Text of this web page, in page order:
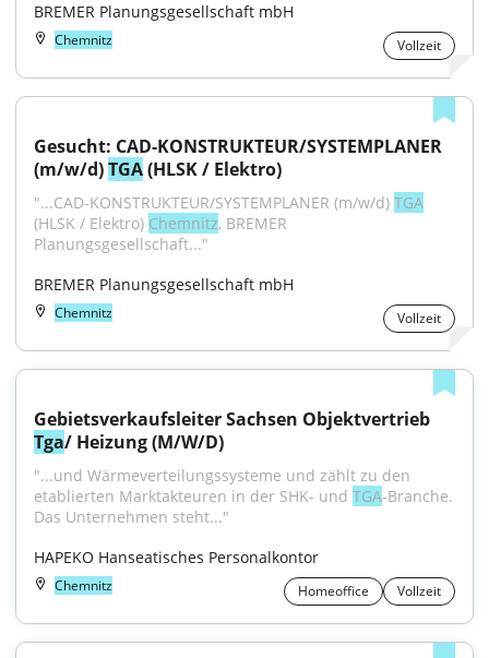
BREMER Planungsgesellschaft mbH
Chemnitz Vollzeit
Gesucht: CAD-KONSTRUKTEUR/SYSTEMPLANER
(m/w/d) TGA (HLSK / Elektro)
"...CAD-KONSTRUKTEUR/SYSTEMPLANER (m/w/d) TGA
(HLSK / Elektro) Chemnitz, BREMER
Planungsgesellschaft..."
BREMER Planungsgesellschaft mbH
Chemnitz Vollzeit
Tga/ Heizung (M/W/D)
"...und Wärmeverteilungssysteme und zählt zu den
etablierten Marktakteuren in der SHK- und TGA-Branche.
Das Unternehmen steht..."
HAPEKO Hanseatisches Personalkontor
Chemnitz Homeoffice Vollzeit